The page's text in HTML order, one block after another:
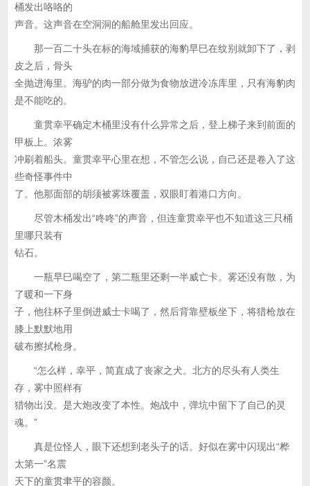
桶发出咯咯的
声音。这声音在空洞洞的船舱里发出回应。
那一百二十头在标的海域捕获的海豹早巳在纹别就卸下了，剥
皮之后，骨头
全抛进海里。海驴的肉一部分做为食物放进冷冻库里，只有海豹肉
是不能吃的。
童贯幸平确定木桶里没有什么异常之后，登上梯子来到前面的
甲板上。浓雾
冲刷着船头。童贯幸平心里在想，不管怎么说，自己还是卷入了这
些奇怪事件中
了。他那面部的胡须被雾珠覆盖，双眼盯着港口方向。
尽管木桶发出“咚咚”的声音，但连童贯幸平也不知道这三只桶
里哪只装有
钻石。
一瓶早巳喝空了，第二瓶里还剩一半威亡卡。雾还没有散，为
了暖和一下身
子，他往杯子里倒进威士卡喝了，然后背靠壁板坐下，将猎枪放在
膝上默默地用
破布擦拭枪身。
“怎么样，幸平，简直成了丧家之犬。北方的尽头有人类生
存，雾中照样有
猎物出没。是大炮改变了本性。炮战中，弹坑中留下了自己的灵
魂。”
真是位怪人，眼下还想到老头子的话。好似在雾中闪现出“桦
太第一”名震
天下的童贯聿平的容颜。